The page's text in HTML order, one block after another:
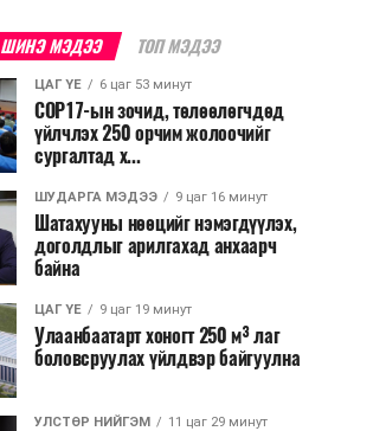
ШИНЭ МЭДЭЭ ТОП МЭДЭЭ
ЦАГ ҮЕ 6 цаг 53 минут
COP17-ын зочид, төлөөлөгчдөд
үйлчлэх 250 орчим жолоочийг
сургалтад х...
ШУДАРГА МЭДЭЭ 9 цаг 16 минут
Шатахууны нөөцийг нэмэгдүүлэх,
доголдлыг арилгахад анхаарч
байна
ЦАГ ҮЕ 9 цаг 19 минут
Улаанбаатарт хоногт 250 м³ лаг
боловсруулах үйлдвэр байгуулна
УЛСТӨР НИЙГЭМ 11 цаг 29 минут